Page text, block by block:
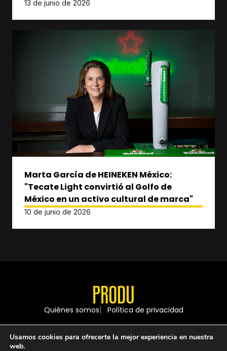
13 de junio de 2026
Marta García de HEINEKEN México:
"Tecate Light convirtió al Golfo de
México en un activo cultural de marca"
10 de junio de 2026
Quiénes somos Política de privacidad
Usamos cookies para ofrecerte la mejor experiencia en nuestra
web.